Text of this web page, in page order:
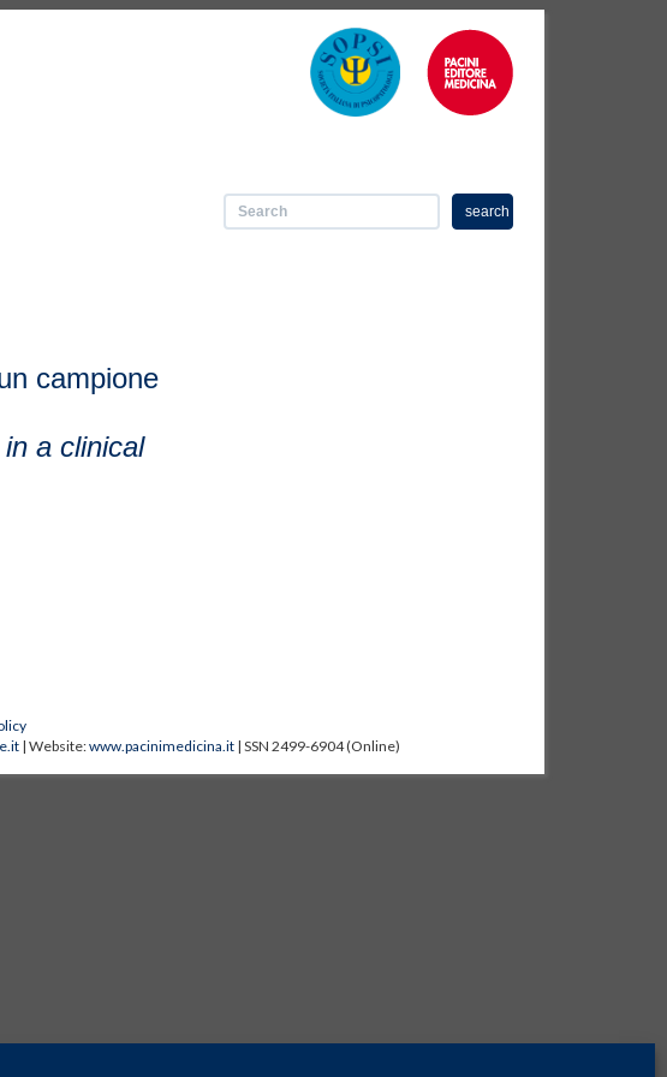
search
campione
a clinical
| Website:www.pacinimedicina.it| SSN 2499-6904 (Online)